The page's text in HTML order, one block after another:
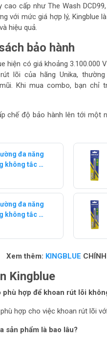
cao cấp như The Wash
với mức giá hợp lý, Kingblue
hiệu quả.
bảo hành
hiện có giá khoảng 3.100.000
lõi của hãng Unika,
Khi mua combo, bạn chỉ
chế độ bảo hành lên tới một
đa năng
không tắc kê
03.5x100
đa năng
không tắc kê
03.2x100
Xem thêm: KINGBLUE
Kingblue
phù hợp để khoan rút lõi
hợp cho việc khoan rút lõi
sản phẩm là bao lâu?